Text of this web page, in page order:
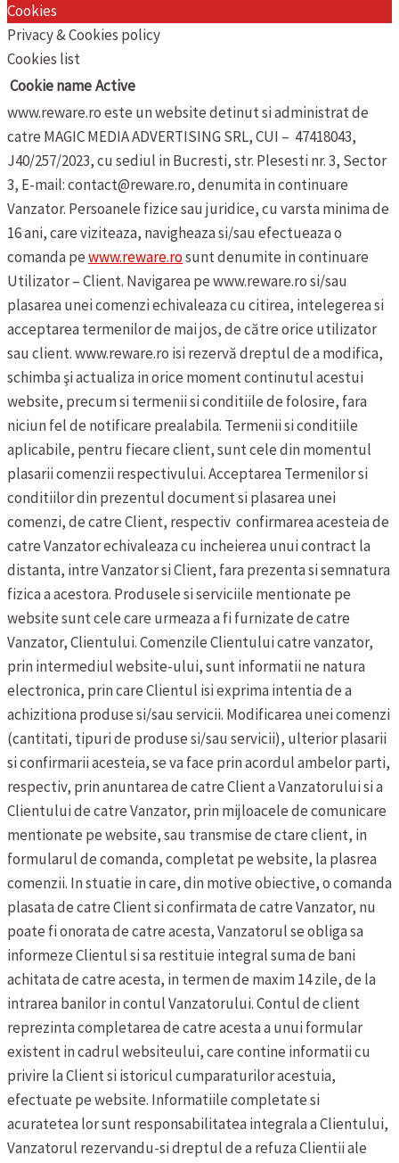
Cookies
Privacy & Cookies policy
Cookies list
Cookie nameActive
www.reware.ro este un website detinut si administrat de
catre MAGIC MEDIA ADVERTISING SRL, CUI – 47418043,
J40/257/2023, cu sediul in Bucresti, str. Plesesti nr. 3, Sector
3, E-mail: contact@reware.ro, denumita in continuare
Vanzator. Persoanele fizice sau juridice, cu varsta minima de
16 ani, care viziteaza, navigheaza si/sau efectueaza o
comanda pewww.reware.rosunt denumite in continuare
Utilizator – Client. Navigarea pe www.reware.ro si/sau
plasarea unei comenzi echivaleaza cu citirea, intelegerea si
acceptarea termenilor de mai jos, de către orice utilizator
sau client.www.reware.ro isi rezervă dreptul de a modifica,
schimba şi actualiza in orice moment continutul acestui
website, precum si termenii si conditiile de folosire, fara
niciun fel de notificare prealabila. Termenii si conditiile
aplicabile, pentru fiecare client, sunt cele din momentul
plasarii comenzii respectivului.Acceptarea Termenilor si
conditiilor din prezentul document si plasarea unei
comenzi, de catre Client, respectiv confirmarea acesteia de
catre Vanzator echivaleaza cu incheierea unui contract la
distanta, intre Vanzator si Client, fara prezenta si semnatura
fizica a acestora. Produsele si serviciile mentionate pe
website sunt cele care urmeaza a fi furnizate de catre
Vanzator, Clientului. Comenzile Clientului catre vanzator,
prin intermediul website-ului, sunt informatii ne natura
electronica, prin care Clientul isi exprima intentia de a
achizitiona produse si/sau servicii. Modificarea unei comenzi
(cantitati, tipuri de produse si/sau servicii), ulterior plasarii
si confirmarii acesteia, se va face prin acordul ambelor parti,
respectiv, prin anuntarea de catre Client a Vanzatorului si a
Clientului de catre Vanzator, prin mijloacele de comunicare
mentionate pe website, sau transmise de ctare client, in
formularul de comanda, completat pe website, la plasrea
comenzii. In stuatie in care, din motive obiective, o comanda
plasata de catre Client si confirmata de catre Vanzator, nu
poate fi onorata de catre acesta, Vanzatorul se obliga sa
informeze Clientul si sa restituie integral suma de bani
achitata de catre acesta, in termen de maxim 14 zile, de la
intrarea banilor in contul Vanzatorului.Contul de client
reprezinta completarea de catre acesta a unui formular
existent in cadrul websiteului, care contine informatii cu
privire la Client si istoricul cumparaturilor acestuia,
efectuate pe website. Informatiile completate si
acuratetea lor sunt responsabilitatea integrala a Clientului,
Vanzatorul rezervandu-si dreptul de a refuza Clientii ale